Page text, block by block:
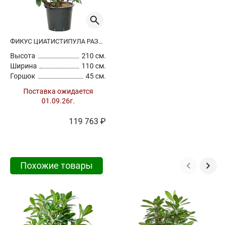
ФИКУС ЦИАТИСТИПУЛА РАЗВЕТВЛЕННЫЙ
Высота
210 см.
Ширина
110 см.
Горшок
45 см.
Поставка ожидается
01.09.26г.
119 763 ₽
Похожие товары